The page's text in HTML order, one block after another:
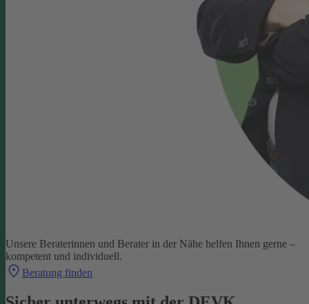
Unsere Beraterinnen und Berater in der Nähe helfen Ihnen gerne –
kompetent und individuell.
Beratung finden